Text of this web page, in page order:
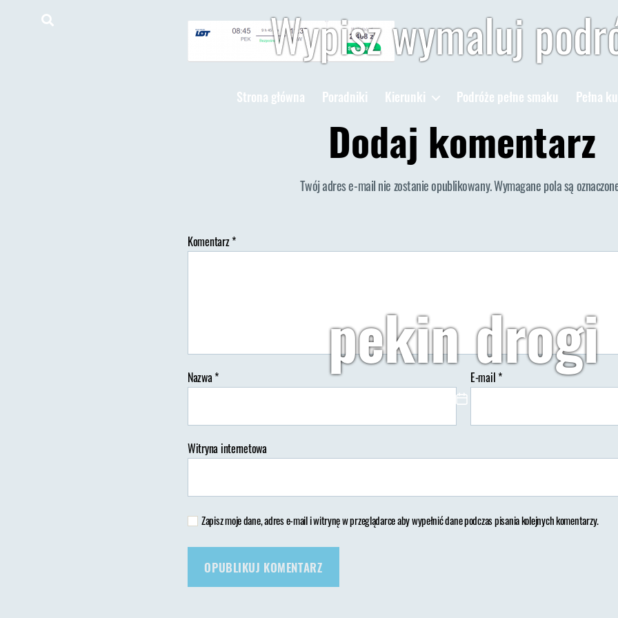
Wypisz wymaluj
Strona główna Poradniki Kierunki Podróże pełne smaku Pełna
pekin drogi
Data
Dodaj komentarz
Twój adres e-mail nie zostanie opublikowany.Wymagane pola są
Komentarz*
Nazwa* E-mail*
Witryna internetowa
Zapisz moje dane, adres e-mail i witrynę w przeglądarce aby wypełnić dane podczas pisania kolejnych komentarzy.